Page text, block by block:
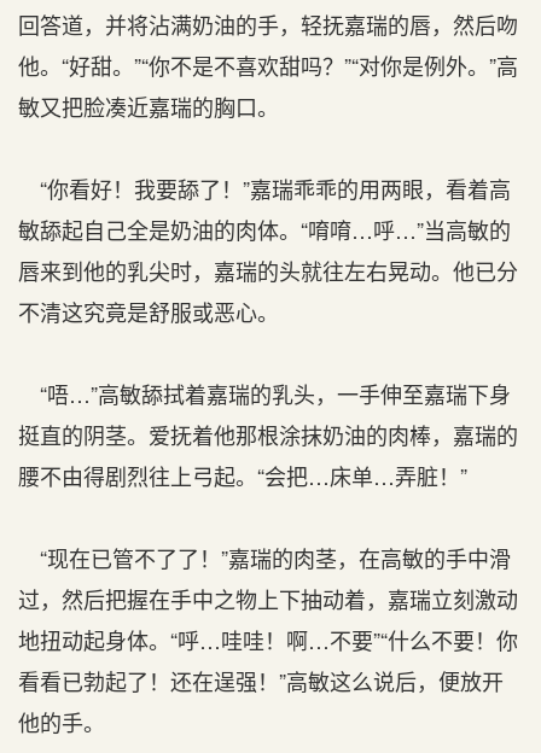
回答道，并将沾满奶油的手，轻抚嘉瑞的唇，然后吻
他。“好甜。”“你不是不喜欢甜吗？”“对你是例外。”高
敏又把脸凑近嘉瑞的胸口。
“你看好！我要舔了！”嘉瑞乖乖的用两眼，看着高
敏舔起自己全是奶油的肉体。“唷唷…呼…”当高敏的
唇来到他的乳尖时，嘉瑞的头就往左右晃动。他已分
不清这究竟是舒服或恶心。
“唔…”高敏舔拭着嘉瑞的乳头，一手伸至嘉瑞下身
挺直的阴茎。爱抚着他那根涂抹奶油的肉棒，嘉瑞的
腰不由得剧烈往上弓起。“会把…床单…弄脏！”
“现在已管不了了！”嘉瑞的肉茎，在高敏的手中滑
过，然后把握在手中之物上下抽动着，嘉瑞立刻激动
地扭动起身体。“呼…哇哇！啊…不要”“什么不要！你
看看已勃起了！还在逞强！”高敏这么说后，便放开
他的手。